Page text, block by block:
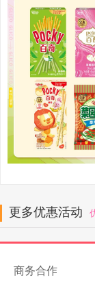
更多优惠活动
商务合作